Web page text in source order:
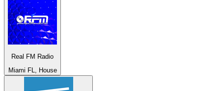
Real FM Radio
Miami FL, House